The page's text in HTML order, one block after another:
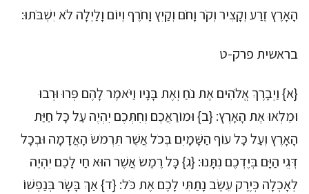
הָאָרֶץ זֶרַע וְקָצִיר וְקֹר וָחֹם וְקַיִץ וָחֹרֶף וְיוֹם וָלַיְלָה לֹא יִשְׁבֹּתוּ:
בראשית פרק-ט
{א} וַיְבָרֶךְ אֱלֹהִים אֶת נֹחַ וְאֶת בָּנָיו וַיֹּאמֶר לָהֶם פְּרוּ וּרְבוּ
וּמִלְאוּ אֶת הָאָרֶץ: {ב} וּמוֹרַאֲכֶם וְחִתְּכֶם יִהְיֶה עַל כָּל חַיַּת
הָאָרֶץ וְעַל כָּל עוֹף הַשָּׁמָיִם בְּכֹל אֲשֶׁר תִּרְמֹשׂ הָאֲדָמָה וּבְכָל
דְּגֵי הַיָּם בְּיֶדְכֶם נִתָּנוּ: {ג} כָּל רֶמֶשׂ אֲשֶׁר הוּא חַי לָכֶם יִהְיֶה
לְאָכְלָה כְּיֶרֶק עֵשֶׂב נָתַתִּי לָכֶם אֶת כֹּל: {ד} אַךְ בָּשָׂר בְּנַפְשׁוֹ